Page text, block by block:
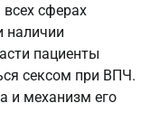
сферах
наличии
пациенты
сексом при ВПЧ.
и механизм его